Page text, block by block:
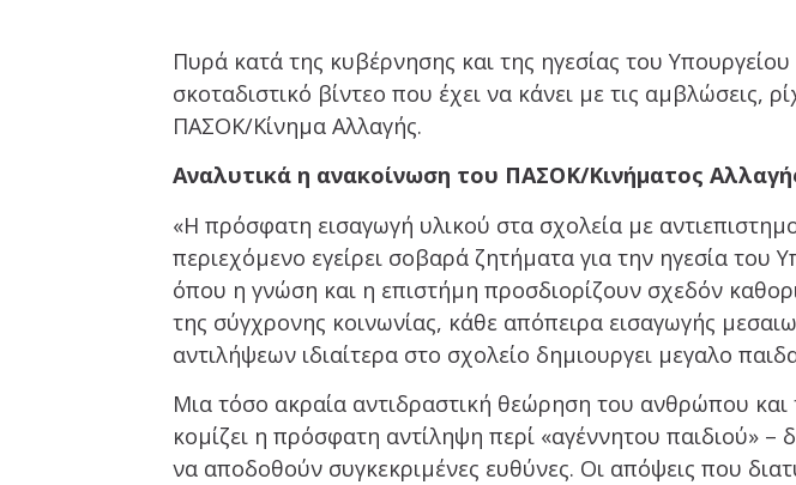
Πυρά κατά της κυβέρνησης και της ηγεσίας του
σκοταδιστικό βίντεο που έχει να κάνει με τις αμβλώσεις,
ΠΑΣΟΚ/Κίνημα Αλλαγής.
Αναλυτικά η ανακοίνωση του ΠΑΣΟΚ/Κινήματος
«Η πρόσφατη εισαγωγή υλικού στα σχολεία με
περιεχόμενο εγείρει σοβαρά ζητήματα για την ηγεσία του
όπου η γνώση και η επιστήμη προσδιορίζουν σχεδόν
της σύγχρονης κοινωνίας, κάθε απόπειρα εισαγωγής
αντιλήψεων ιδιαίτερα στο σχολείο δημιουργει μεγαλο
Μια τόσο ακραία αντιδραστική θεώρηση του ανθρώπου
κομίζει η πρόσφατη αντίληψη περί «αγέννητου παιδιού» –
να αποδοθούν συγκεκριμένες ευθύνες. Οι απόψεις που